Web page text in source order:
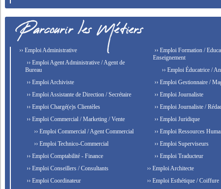
›› Emploi Administrative
›› Emploi Agent Administrative / Agent de
Bureau
›› Emploi Archiviste
›› Emploi Assistante de Direction / Secrétaire
›› Emploi Chargé(e)s Clientèles
›› Emploi Commercial / Marketing / Vente
›› Emploi Commercial / Agent Commercial
›› Emploi Technico-Commercial
›› Emploi Comptabilité - Finance
›› Emploi Conseillers / Consultants
›› Emploi Coordinateur
›› Emploi Formation /
Enseignement
›› Emploi Éducatrice /
›› Emploi Gestionnaire /
›› Emploi Journaliste
›› Emploi Journaliste /
›› Emploi Juridique
›› Emploi Ressources
›› Emploi Superviseurs
›› Emploi Traducteur
›› Emploi Architecte
›› Emploi Esthétique / Coiffure